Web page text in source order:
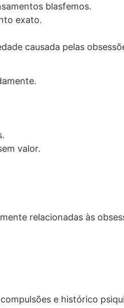
blasfemos.
exato.
causada pelas
valor.
relacionadas às
e histórico